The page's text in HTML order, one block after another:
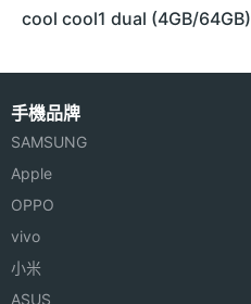
cool cool1 dual (4GB/64GB)
手機品牌
SAMSUNG
Apple
OPPO
vivo
小米
ASUS